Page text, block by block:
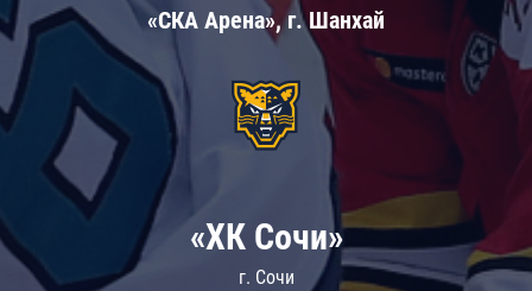
«СКА Арена», г. Шанхай
«ХК Сочи»
г. Сочи